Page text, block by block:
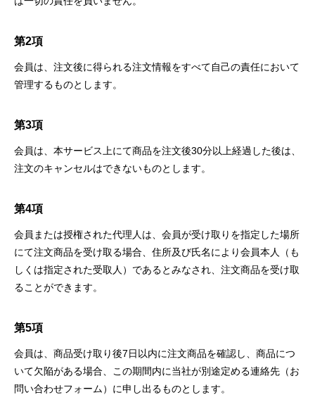
第2項
会員は、注文後に得られる注文情報をすべて自己の責任において
管理するものとします。
第3項
会員は、本サービス上にて商品を注文後30分以上経過した後は、
注文のキャンセルはできないものとします。
第4項
会員または授権された代理人は、会員が受け取りを指定した場所
にて注文商品を受け取る場合、住所及び氏名により会員本人（も
しくは指定された受取人）であるとみなされ、注文商品を受け取
ることができます。
第5項
会員は、商品受け取り後7日以内に注文商品を確認し、商品につ
いて欠陥がある場合、この期間内に当社が別途定める連絡先（お
問い合わせフォーム）に申し出るものとします。